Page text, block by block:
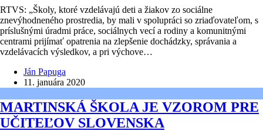
RTVS: „Školy, ktoré vzdelávajú deti a žiakov zo sociálne
znevýhodneného prostredia, by mali v spolupráci so zriaďovateľom, s
príslušnými úradmi práce, sociálnych vecí a rodiny a komunitnými
centrami prijímať opatrenia na zlepšenie dochádzky, správania a
vzdelávacích výsledkov, a pri výchove…
Ján Papuga
11. januára 2020
MARTINSKÁ ŠKOLA JE VZOROM PRE
UČITEĽOV SLOVENSKA